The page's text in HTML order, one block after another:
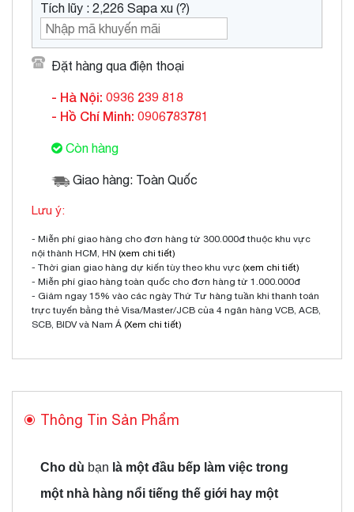
Tích lũy : 2,226 Sapa xu (?)
Đặt hàng qua điện thoại
- Hà Nội: 0936 239 818
- Hồ Chí Minh: 0906783781
Còn hàng
Giao hàng: Toàn Quốc
Lưu ý:
- Miễn phí giao hàng cho đơn hàng từ 300.000đ thuộc khu vực
nội thành HCM, HN (xem chi tiết)
- Thời gian giao hàng dự kiến tùy theo khu vực (xem chi tiết)
- Miễn phí giao hàng toàn quốc cho đơn hàng từ 1.000.000đ
- Giảm ngay 15% vào các ngày Thứ Tư hàng tuần khi thanh toán
trực tuyến bằng thẻ Visa/Master/JCB của 4 ngân hàng VCB, ACB,
SCB, BIDV và Nam Á (Xem chi tiết)
Thông Tin Sản Phẩm
Cho dù bạn là một đầu bếp làm việc trong
một nhà hàng nổi tiếng thế giới hay một